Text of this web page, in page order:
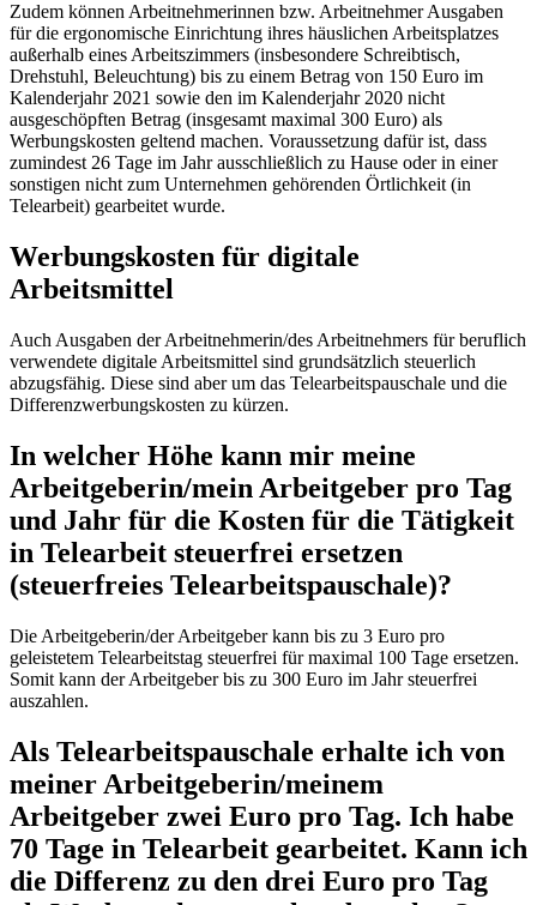
Zudem können Arbeitnehmerinnen bzw. Arbeitnehmer Ausgaben
für die ergonomische Einrichtung ihres häuslichen Arbeitsplatzes
außerhalb eines Arbeitszimmers (insbesondere Schreibtisch,
Drehstuhl, Beleuchtung) bis zu einem Betrag von 150 Euro im
Kalenderjahr 2021 sowie den im Kalenderjahr 2020 nicht
ausgeschöpften Betrag (insgesamt maximal 300 Euro) als
Werbungskosten geltend machen. Voraussetzung dafür ist, dass
zumindest 26 Tage im Jahr ausschließlich zu Hause oder in einer
sonstigen nicht zum Unternehmen gehörenden Örtlichkeit (in
Telearbeit) gearbeitet wurde.
Werbungskosten für digitale
Arbeitsmittel
Auch Ausgaben der Arbeitnehmerin/des Arbeitnehmers für beruflich
verwendete digitale Arbeitsmittel sind grundsätzlich steuerlich
abzugsfähig. Diese sind aber um das Telearbeitspauschale und die
Differenzwerbungskosten zu kürzen.
In welcher Höhe kann mir meine
Arbeitgeberin/mein Arbeitgeber pro Tag
und Jahr für die Kosten für die Tätigkeit
in Telearbeit steuerfrei ersetzen
(steuerfreies Telearbeitspauschale)?
Die Arbeitgeberin/der Arbeitgeber kann bis zu 3 Euro pro
geleistetem Telearbeitstag steuerfrei für maximal 100 Tage ersetzen.
Somit kann der Arbeitgeber bis zu 300 Euro im Jahr steuerfrei
auszahlen.
Als Telearbeitspauschale erhalte ich von
meiner Arbeitgeberin/meinem
Arbeitgeber zwei Euro pro Tag. Ich habe
70 Tage in Telearbeit gearbeitet. Kann ich
die Differenz zu den drei Euro pro Tag